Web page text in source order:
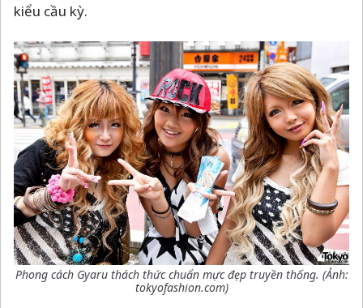
kiểu cầu kỳ.
Phong cách Gyaru thách thức chuẩn mực đẹp truyền thống. (Ảnh:
tokyofashion.com)